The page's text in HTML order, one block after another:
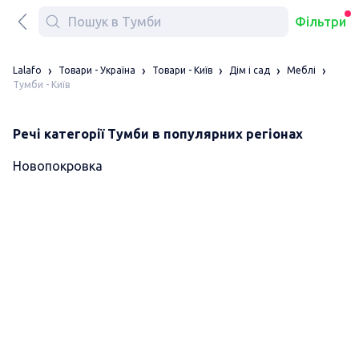
Фільтри
Lalafo Товари - Україна Товари - Київ Дім і сад
Меблі
Тумби - Київ
Речі категорії Тумби в популярних регіонах
Новопокровка